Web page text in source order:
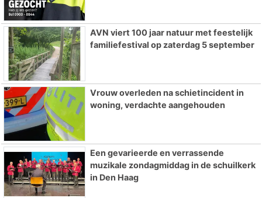
AVN viert 100 jaar natuur met feestelijk
familiefestival op zaterdag 5 september
Vrouw overleden na schietincident in
woning, verdachte aangehouden
Een gevarieerde en verrassende
muzikale zondagmiddag in de schuilkerk
in Den Haag